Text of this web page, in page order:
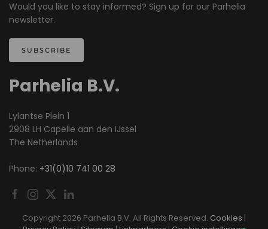
Would you like to stay informed? Sign up for our Parhelia
newsletter.
SUBSCRIBE
Parhelia B.V.
Lylantse Plein 1
2908 LH Capelle aan den IJssel
The Netherlands
Phone: +31(0)10 741 00 28
Copyright 2026 Parhelia B.V. All Rights Reserved. Cookies |